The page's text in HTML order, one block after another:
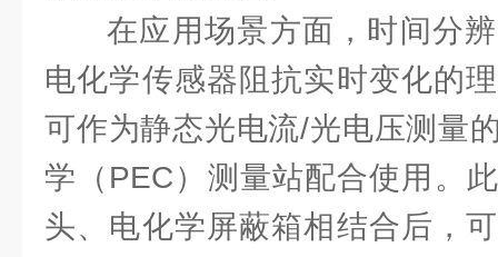
在应用场景方面，时间分
电化学传感器阻抗实时变化的
可作为静态光电流/光电压测量
学（PEC）测量站配合使用。
头、电化学屏蔽箱相结合后，